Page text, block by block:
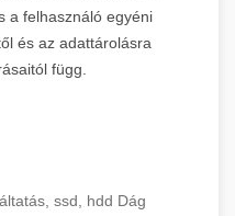
a felhasználó egyéni
és az adattárolásra
függ.
ssd, hdd Dág